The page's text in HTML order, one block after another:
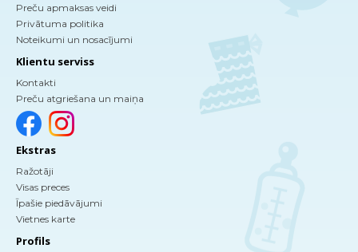
Preču apmaksas veidi
Privātuma politika
Noteikumi un nosacījumi
Klientu serviss
Kontakti
Preču atgriešana un maiņa
Ekstras
Ražotāji
Visas preces
Īpašie piedāvājumi
Vietnes karte
Profils